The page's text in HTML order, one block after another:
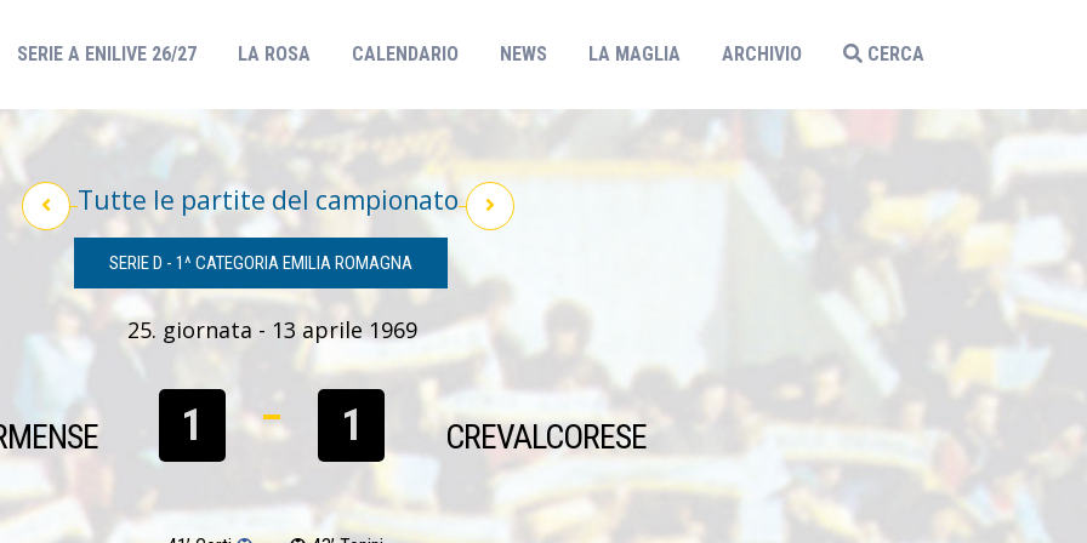
SERIE A ENILIVE 26/27(CURRENT)
LA ROSA CALENDARIO NEWS LA MAGLIA ARCHIVIO CERCA
Tutte le partite del campionato
SERIE D - 1^ CATEGORIA EMILIA ROMAGNA
25. giornata - 13 aprile 1969
1 1 CREVALCORESE